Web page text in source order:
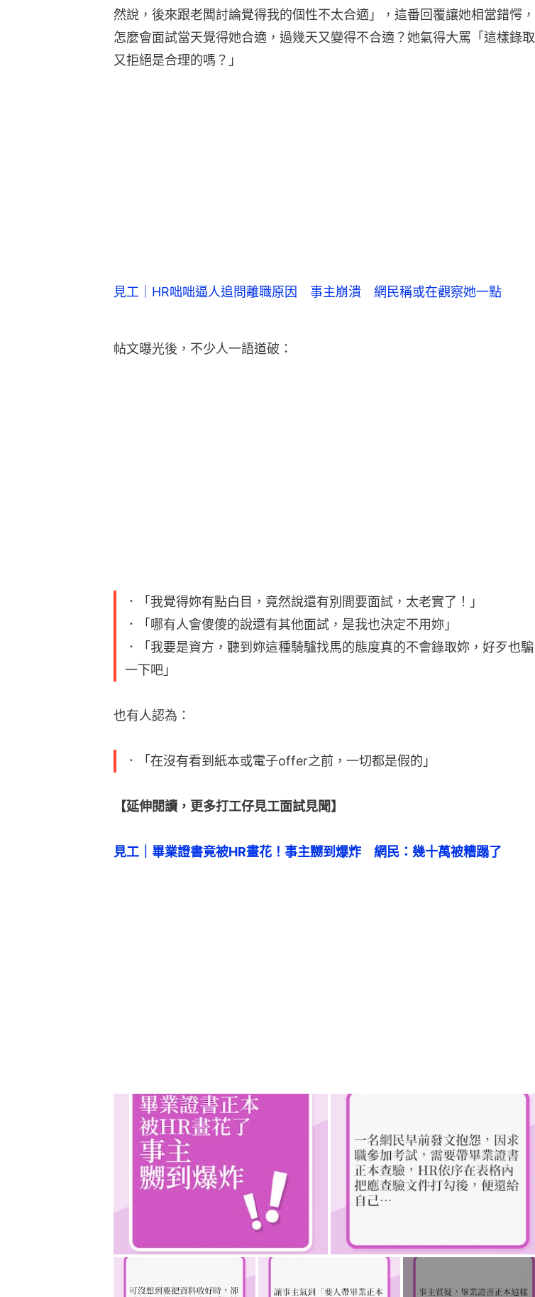
然說，後來跟老闆討論覺得我的個性不太合適」，這番回覆讓她相當錯愕，
怎麼會面試當天覺得她合適，過幾天又變得不合適？她氣得大罵「這樣錄取
又拒絕是合理的嗎？」
見工｜HR咄咄逼人追問離職原因 事主崩潰 網民稱或在觀察她一點
帖文曝光後，不少人一語道破：
．「我覺得妳有點白目，竟然說還有別間要面試，太老實了！」
．「哪有人會傻傻的說還有其他面試，是我也決定不用妳」
．「我要是資方，聽到妳這種騎驢找馬的態度真的不會錄取妳，好歹也騙
一下吧」
也有人認為：
．「在沒有看到紙本或電子offer之前，一切都是假的」
【延伸閱讀，更多打工仔見工面試見聞】
見工｜畢業證書竟被HR畫花！事主嬲到爆炸　網民：幾十萬被糟蹋了